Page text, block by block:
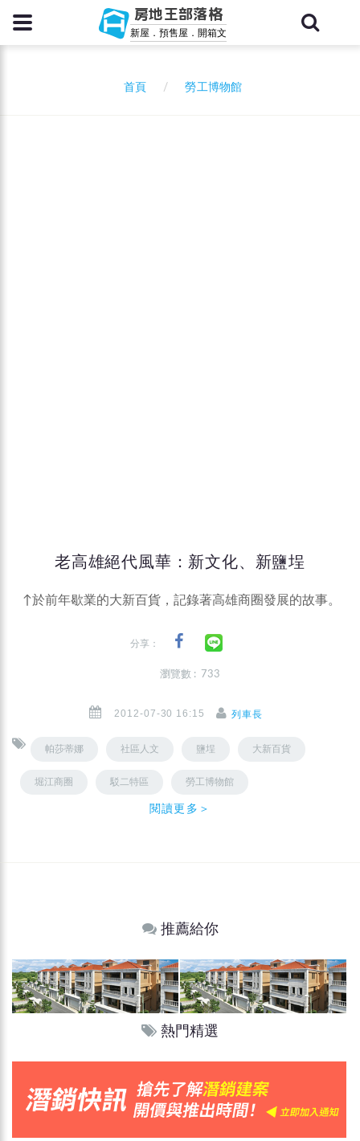
房地王部落格
新屋．預售屋．開箱文
首頁 勞工博物館
老高雄絕代風華：新文化、新鹽埕
↑於前年歇業的大新百貨，記錄著高雄商圈發展的故事。
分享：
瀏覽數 : 733
2012-07-30 16:15 列車長
帕莎蒂娜 社區人文 鹽埕 大新百貨
堀江商圈 駁二特區 勞工博物館
閱讀更多＞
推薦給你
熱門精選